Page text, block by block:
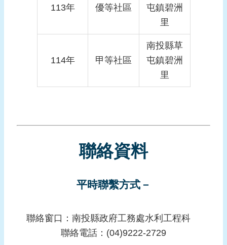
113年 優等社區
屯鎮碧洲
里
114年 甲等社區
南投縣草
屯鎮碧洲
里
聯絡資料
平時聯繫方式－
聯絡窗口：南投縣政府工務處水利工程科
聯絡電話：(04)9222-2729